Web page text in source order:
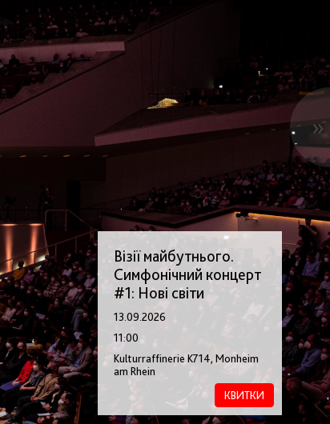
Візії майбутнього.
Симфонічний концерт
#1: Нові світи
13.09.2026
11:00
Kulturraffinerie K714, Monheim
am Rhein
»